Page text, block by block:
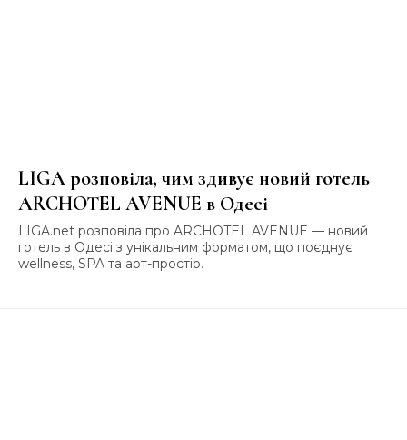
LIGA розповіла, чим здивує новий готель
ARCHOTEL AVENUE в Одесі
LIGA.net розповіла про ARCHOTEL AVENUE — новий
готель в Одесі з унікальним форматом, що поєднує
wellness, SPA та арт-простір.